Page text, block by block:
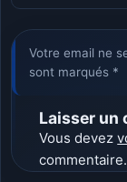
Votre email ne
sont marqués *
Laisser un
Vous devez
commentaire.